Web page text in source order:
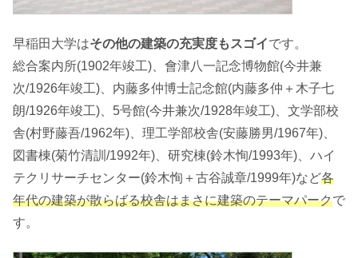
早稲田大学はその他の建築の充実度もスゴイです。
総合案内所(1902年竣工)、會津八一記念博物館(今井兼
次/1926年竣工)、内藤多仲博士記念館(内藤多仲＋木子七
朗/1926年竣工)、5号館(今井兼次/1928年竣工)、文学部校
舎(村野藤吾/1962年)、理工学部校舎(安藤勝男/1967年)、
図書棟(菊竹清訓/1992年)、研究棟(鈴木恂/1993年)、ハイ
テクリサーチセンター(鈴木恂＋古谷誠章/1999年)など各
年代の建築が散らばる校舎はまさに建築のテーマパークで
す。